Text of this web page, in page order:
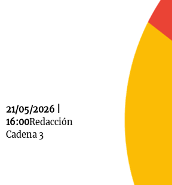
21/05/2026 |
16:00Redacción
Cadena 3